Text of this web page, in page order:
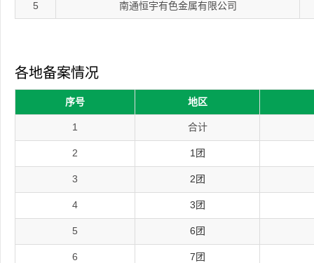
5 南通恒宇有色金属有限公司
各地备案情况
序号 地区
1 合计
2 1团
3 2团
4 3团
5 6团
6 7团